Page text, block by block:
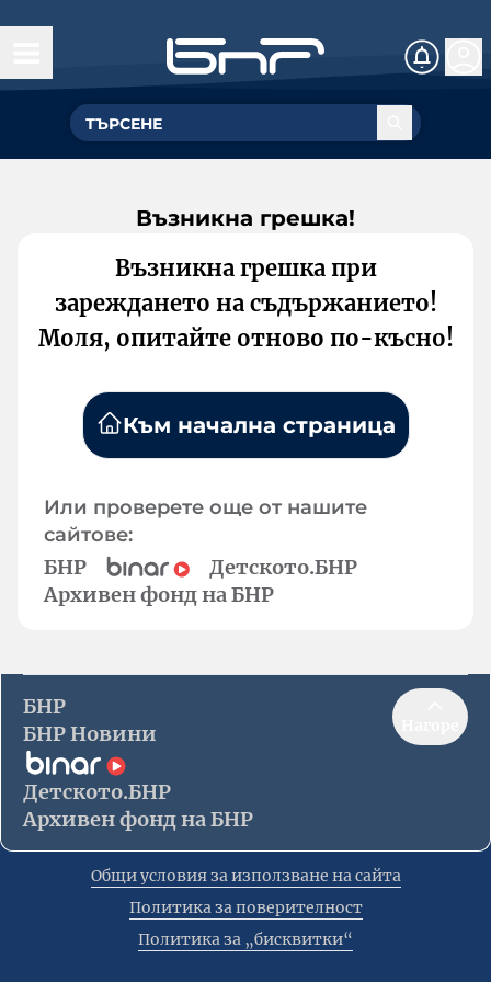
Възникна грешка!
Възникна грешка при
зареждането на съдържанието!
Моля, опитайте отново по-късно!
Към начална страница
Или проверете още от нашите
сайтове:
БНР
Детското.БНР
Архивен фонд на БНР
БНР
БНР Новини
Детското.БНР
Архивен фонд на БНР
Общи условия за използване на сайта
Политика за поверителност
Политика за „бисквитки“